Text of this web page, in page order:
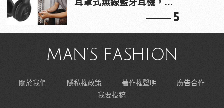
耳罩式無線藍牙耳機，在
5
關於我們 隱私權政策 著作權聲明
廣告合作
我要投稿